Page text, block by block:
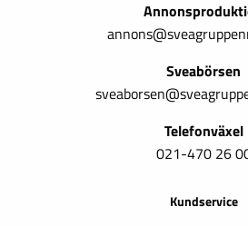
Sveabörsen
Telefonväxel
021-470 26
Kundservice